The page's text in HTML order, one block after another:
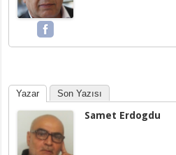
Yazar Son Yazısı
Samet Erdogdu